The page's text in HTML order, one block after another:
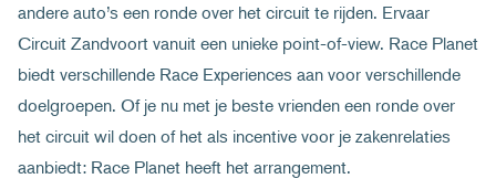
andere auto’s een ronde over het circuit te rijden. Ervaar
Circuit Zandvoort vanuit een unieke point-of-view. Race Planet
biedt verschillende Race Experiences aan voor verschillende
doelgroepen. Of je nu met je beste vrienden een ronde over
het circuit wil doen of het als incentive voor je zakenrelaties
aanbiedt: Race Planet heeft het arrangement.